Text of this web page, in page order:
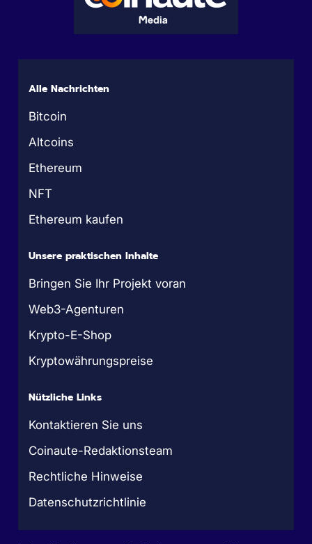
Alle Nachrichten
Bitcoin
Altcoins
Ethereum
NFT
Ethereum kaufen
Unsere praktischen Inhalte
Bringen Sie Ihr Projekt voran
Web3-Agenturen
Krypto-E-Shop
Kryptowährungspreise
Nützliche Links
Kontaktieren Sie uns
Coinaute-Redaktionsteam
Rechtliche Hinweise
Datenschutzrichtlinie